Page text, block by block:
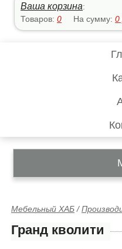
Ваша корзина:
Товаров:0 На сумму:0
Мебельный ХАБ /
Гранд кволити